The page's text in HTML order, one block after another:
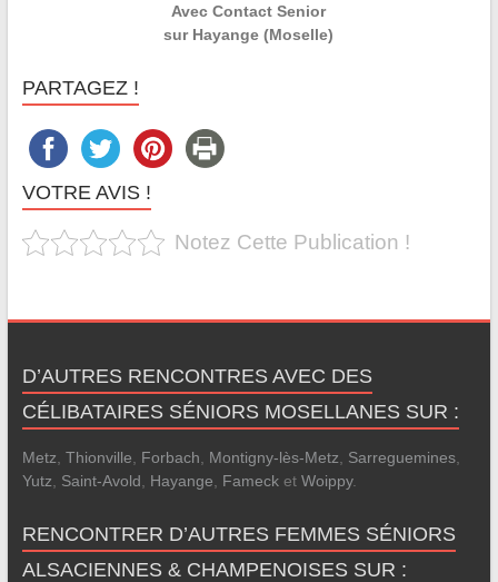
Avec Contact Senior
sur Hayange (Moselle)
PARTAGEZ !
VOTRE AVIS !
Notez Cette Publication !
D’AUTRES RENCONTRES AVEC DES
CÉLIBATAIRES SÉNIORS MOSELLANES SUR :
Metz Thionville Forbach Montigny-lès-Metz Sarreguemines,
Yutz
Saint-Avold Hayange Famecket Woippy.
RENCONTRER D’AUTRES FEMMES SÉNIORS
ALSACIENNES & CHAMPENOISES SUR :